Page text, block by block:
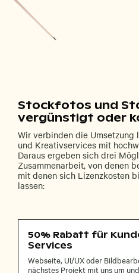
Stockfotos und
vergünstigt oder
Wir verbinden die Umsetzung
und Kreativservices mit
Daraus ergeben sich drei
Zusammenarbeit, von denen
mit denen sich Lizenzkosten
lassen:
50% Rabatt für
Services
Webseite, UI/UX oder
nächstes Projekt mit uns um